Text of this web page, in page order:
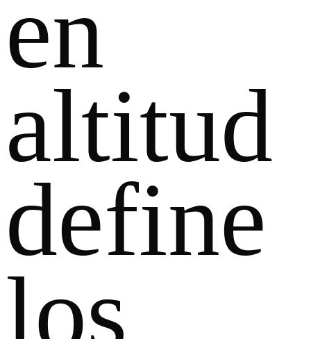
en
altitud
define
los